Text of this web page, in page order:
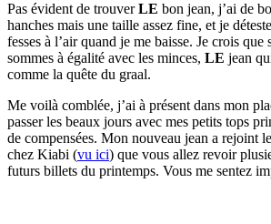
Pas évident de trouverLE bon jean, j’ai de
hanches mais une taille assez fine, et je
fesses à l’air quand je me baisse. Je crois
sommes à égalité avec les minces, LE jean
comme la quête du graal.
Me voilà comblée, j’ai à présent dans mon
passer les beaux jours avec mes petits tops
de compensées. Mon nouveau jean a rejoint
chez Kiabi (vu ici) que vous allez revoir
futurs billets du printemps. Vous me sentez